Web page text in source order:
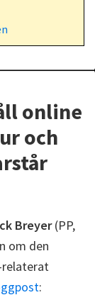
online
och
Breyer(PP,
om den
: